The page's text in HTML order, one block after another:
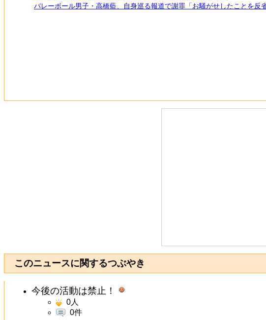
バレーボール男子・高橋藍、自身巡る報道で謝罪「お騒がせしたことを反
このニュースに関するつぶやき
今後の活動は禁止！
0人
0件